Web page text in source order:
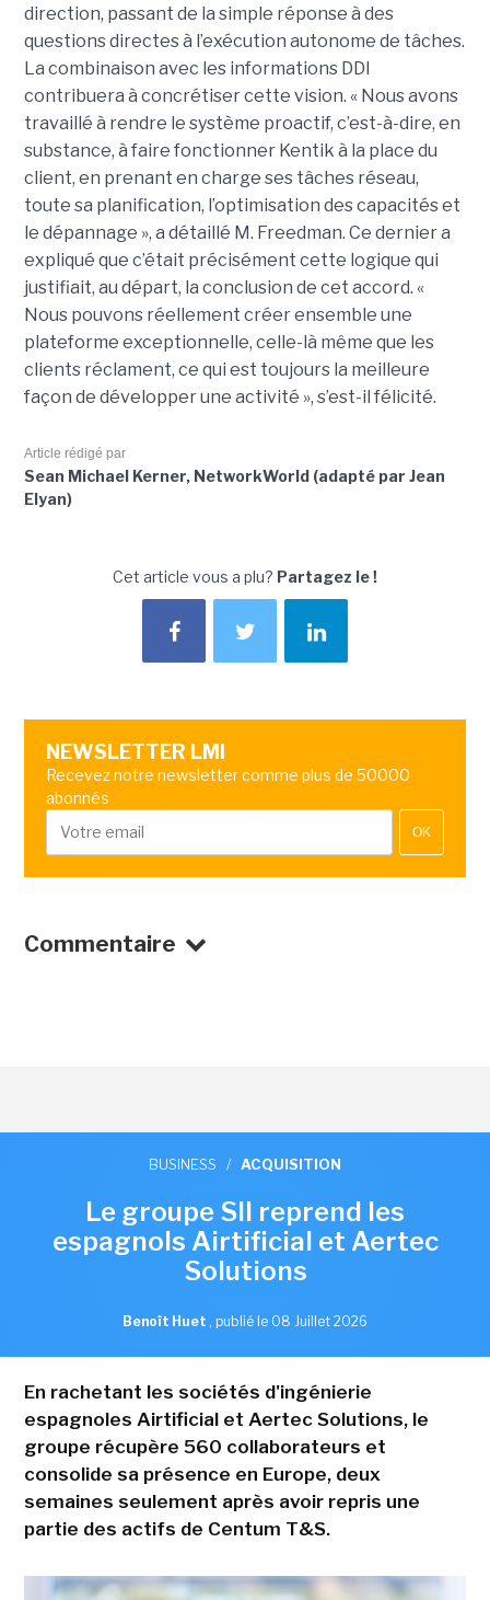
direction, passant de la simple réponse à des
questions directes à l’exécution autonome de tâches.
La combinaison avec les informations DDI
contribuera à concrétiser cette vision. « Nous avons
travaillé à rendre le système proactif, c’est-à-dire, en
substance, à faire fonctionner Kentik à la place du
client, en prenant en charge ses tâches réseau,
toute sa planification, l’optimisation des capacités et
le dépannage », a détaillé M. Freedman. Ce dernier a
expliqué que c’était précisément cette logique qui
justifiait, au départ, la conclusion de cet accord. «
Nous pouvons réellement créer ensemble une
plateforme exceptionnelle, celle-là même que les
clients réclament, ce qui est toujours la meilleure
façon de développer une activité », s’est-il félicité.
Article rédigé par
Sean Michael Kerner, NetworkWorld (adapté par Jean
Elyan)
Cet article vous a plu? Partagez le !
NEWSLETTER LMI
Recevez notre newsletter comme plus de 50000
abonnés
OK
Commentaire
BUSINESS / ACQUISITION
Le groupe SII reprend les
espagnols Airtificial et Aertec
Solutions
Benoît Huet , publié le 08 Juillet 2026
En rachetant les sociétés d'ingénierie
espagnoles Airtificial et Aertec Solutions, le
groupe récupère 560 collaborateurs et
consolide sa présence en Europe, deux
semaines seulement après avoir repris une
partie des actifs de Centum T&S.